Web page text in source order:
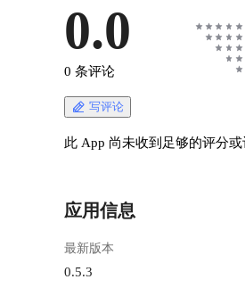
径）、搬什么（规则）、几点搬
会自动搞定一切。 软件安装
https://appstore.lazycat.cloud/#/
立连接） 在使用任何功能前，BackApp 得先能
“进得去”你的远程服务器。 #### 1. 添加“房门钥
匙” (SSH 认证) ![image.png](https://lzc-
BackApp 通过 **SSH** 协议连接
* **点击“添加服务器”：** 在
* **认证方式：** * **密码认证
0.0
0 条评论
写评论
此 App 尚未收到足够的评分
应用信息
最新版本
0.5.3